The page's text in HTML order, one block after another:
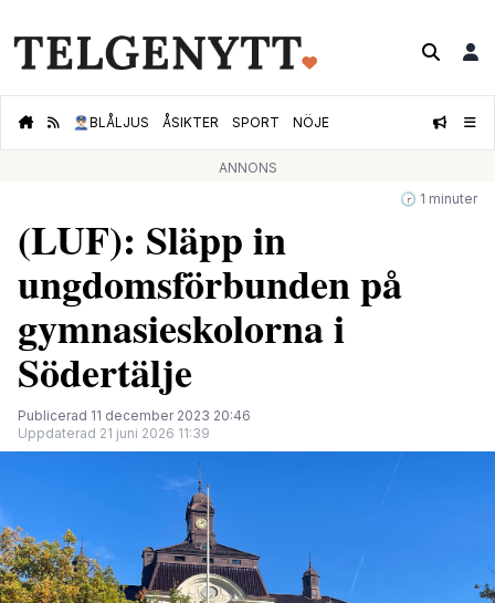
👮🏻‍♂️BLÅLJUS ÅSIKTER SPORT NÖJE
ANNONS
🕝 1 minuter
(LUF): Släpp in
ungdomsförbunden på
gymnasieskolorna i
Södertälje
Publicerad 11 december 2023 20:46
Uppdaterad 21 juni 2026 11:39